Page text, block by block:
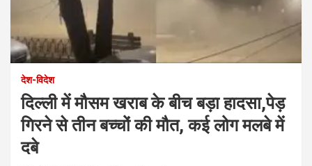
देश-विदेश
दिल्ली में मौसम खराब के बीच बड़ा हादसा,पेड़
गिरने से तीन बच्चों की मौत, कई लोग मलबे में
दबे